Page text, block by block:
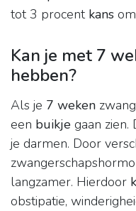
tot 3 procent kans
Kan je met 7
hebben?
Als je 7 weken
een buikje gaan
je darmen. Door
langzamer. Hierdoor
obstipatie,